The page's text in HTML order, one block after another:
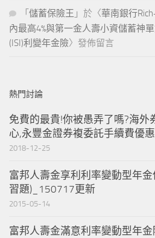
「 儲蓄保險王 」於〈華南銀行
內最高4%與第一金人壽小資儲蓄神單
(ISI)利變年金險〉發佈留言
熱門討論
免費的最貴!你被愚弄了嗎?海外
心,永豐金證券複委託手續費優惠
2018-12-25
富邦人壽金享利利率變動型年金
習題)_150717更新
2015-05-14
富邦人壽金滿意利率變動型年